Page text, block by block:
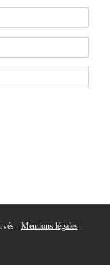
- Mentions légales